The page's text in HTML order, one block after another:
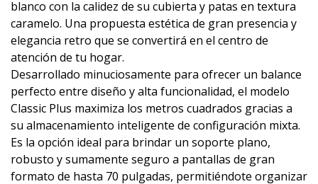
blanco con la calidez de su cubierta y patas en textura
caramelo. Una propuesta estética de gran presencia y
elegancia retro que se convertirá en el centro de
atención de tu hogar.
Desarrollado minuciosamente para ofrecer un balance
perfecto entre diseño y alta funcionalidad, el modelo
Classic Plus maximiza los metros cuadrados gracias a
su almacenamiento inteligente de configuración mixta.
Es la opción ideal para brindar un soporte plano,
robusto y sumamente seguro a pantallas de gran
formato de hasta 70 pulgadas, permitiéndote organizar